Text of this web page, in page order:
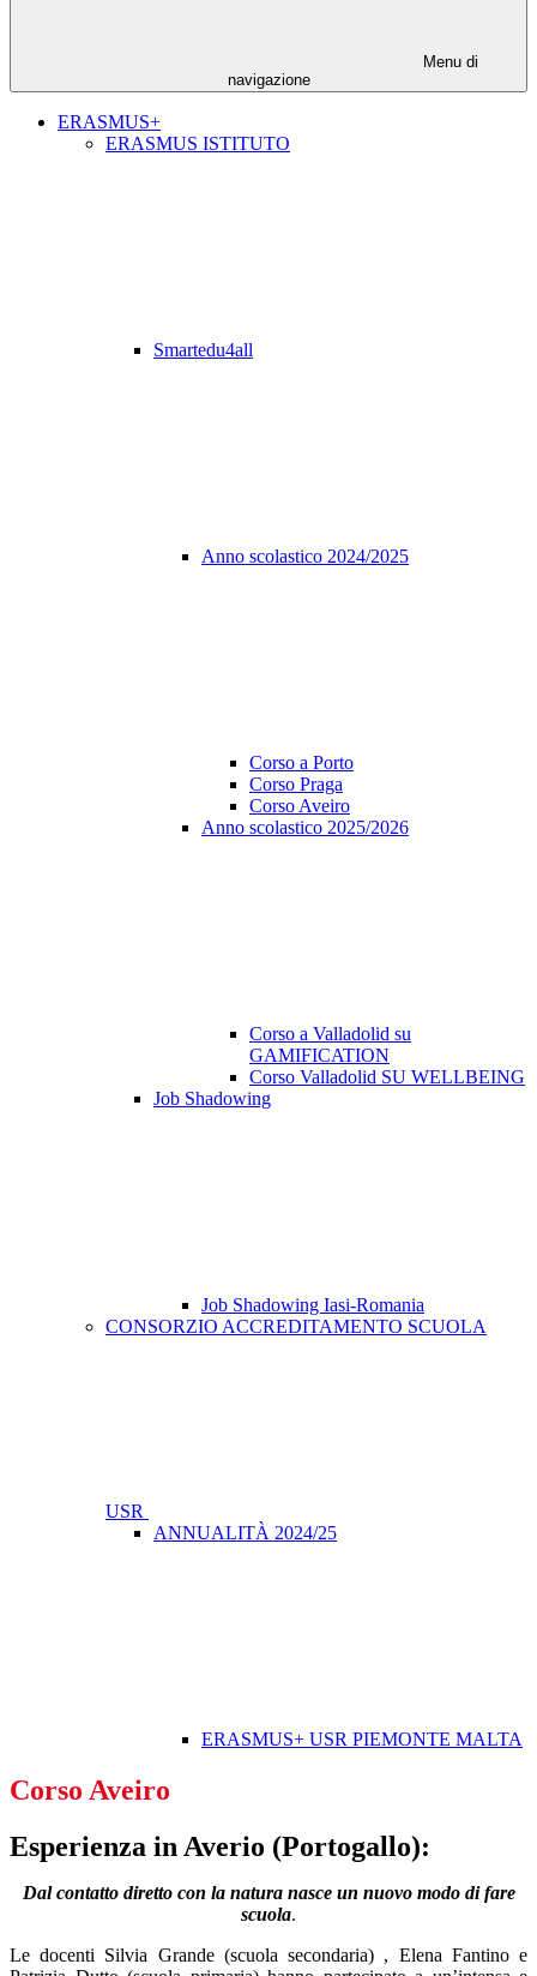
Menu di
navigazione
ERASMUS+
ERASMUS ISTITUTO
Smartedu4all
Anno scolastico 2024/2025
Corso a Porto
Corso Praga
Corso Aveiro
Anno scolastico 2025/2026
Corso a Valladolid su
GAMIFICATION
Corso Valladolid SU WELLBEING
Job Shadowing
Job Shadowing Iasi-Romania
CONSORZIO ACCREDITAMENTO SCUOLA
USR
ANNUALITÀ 2024/25
ERASMUS+ USR PIEMONTE MALTA
Corso Aveiro
Esperienza in Averio (Portogallo):
Dal contatto diretto con la natura nasce un nuovo modo di fare
scuola.
Le docenti Silvia Grande (scuola secondaria) , Elena Fantino e